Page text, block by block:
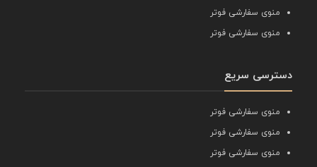
منوی سفارشی فوتر
منوی سفارشی فوتر
دسترسی سریع
منوی سفارشی فوتر
منوی سفارشی فوتر
منوی سفارشی فوتر